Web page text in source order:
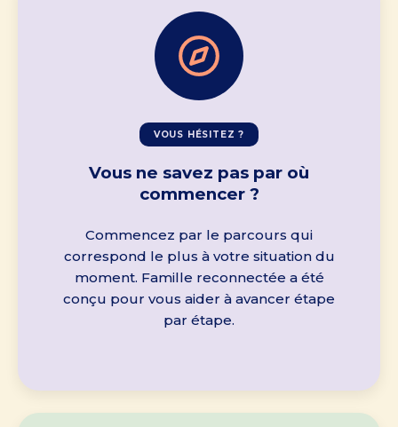
VOUS HÉSITEZ ?
Vous ne savez pas par où
commencer ?
Commencez par le parcours qui
correspond le plus à votre situation du
moment. Famille reconnectée a été
conçu pour vous aider à avancer étape
par étape.